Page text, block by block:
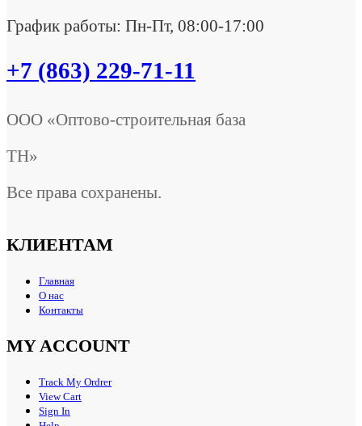
График работы: Пн-Пт, 08:00-17:00
+7 (863) 229-71-11
ООО «Оптово-строительная база
ТН»
Все права сохранены.
КЛИЕНТАМ
Главная
О нас
Контакты
MY ACCOUNT
Track My Ordrer
View Cart
Sign In